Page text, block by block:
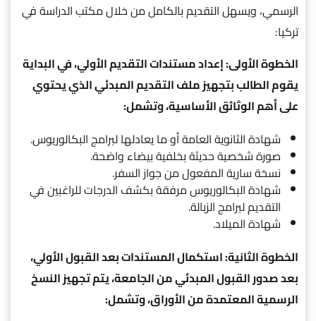
الرسمي، ويسهل التقديم بالكامل من خلال مكتب الدراسة في
تركيا:
الخطوة الأولى: إعداد مستندات التقديم الأولي، في البداية
يقوم الطالب بتجهيز ملف التقديم المبدئي الذي يحتوي
على أهم الوثائق الأساسية، وتشمل:
شهادة الثانوية العامة أو ما يعادلها لبرامج البكالوريوس.
صورة شخصية حديثة بخلفية بيضاء واضحة.
نسخة سارية المفعول من جواز السفر.
شهادة البكالوريوس مرفقة بكشف الدرجات للراغبين في
التقديم لبرامج الزبالة.
شهادة الميلاد.
الخطوة الثانية: استكمال المستندات بعد القبول الأولي،
بعد صدور القبول المبدئي من الجامعة، يتم تجهيز النسخ
الرسمية المعتمدة من الأوراق، وتشمل: